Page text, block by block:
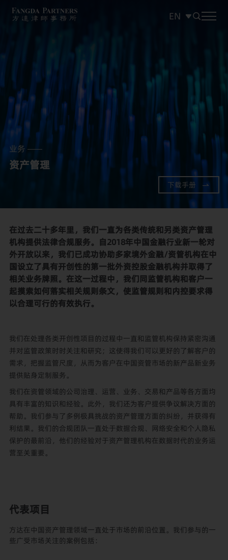
EN
日本語
业务
资产管理
下载手册
在过去二十多年里，我们一直为各类传统和另类资产管理
机构提供法律合规服务。自2018年中国金融行业新一轮对
外开放以来，我们已成功协助多家境外金融/资管机构在中
国设立了具有开创性的第一批外资控股金融机构并取得了
相关业务牌照。在这一过程中，我们同监管机构和客户一
起摸索如何落实相关规则条文，使监管规则和内控要求得
以合理可行的有效执行。
我们在处理各类开创性项目的过程中一直和监管机构保持紧密沟通
并对监管政策时时关注和研究；这使得我们可以更好的了解客户的
需求，把握监管尺度，从而为客户在中国资管市场的新产品新业务
提供贴身定制服务。
我们在资管领域的公司治理、运营、业务、交易和产品等各方面均
具有丰富的知识和经验。此外，我们还为客户提供争议解决方面的
帮助。我们参与了多例极具挑战的资产管理方面的纠纷，并获得有
利结果。我们的合规团队一直处于数据合规、网络安全和个人隐私
保护的最前沿，他们的经验对于资产管理机构在数据时代的业务运
营至关重要。
代表项目
方达在中国资产管理领域一直处于市场的前沿位置。我们参与的一
些广受市场关注的案例包括：